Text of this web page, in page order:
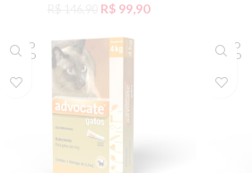
R$99,90
ESGO
TADO
ESGO
TADO